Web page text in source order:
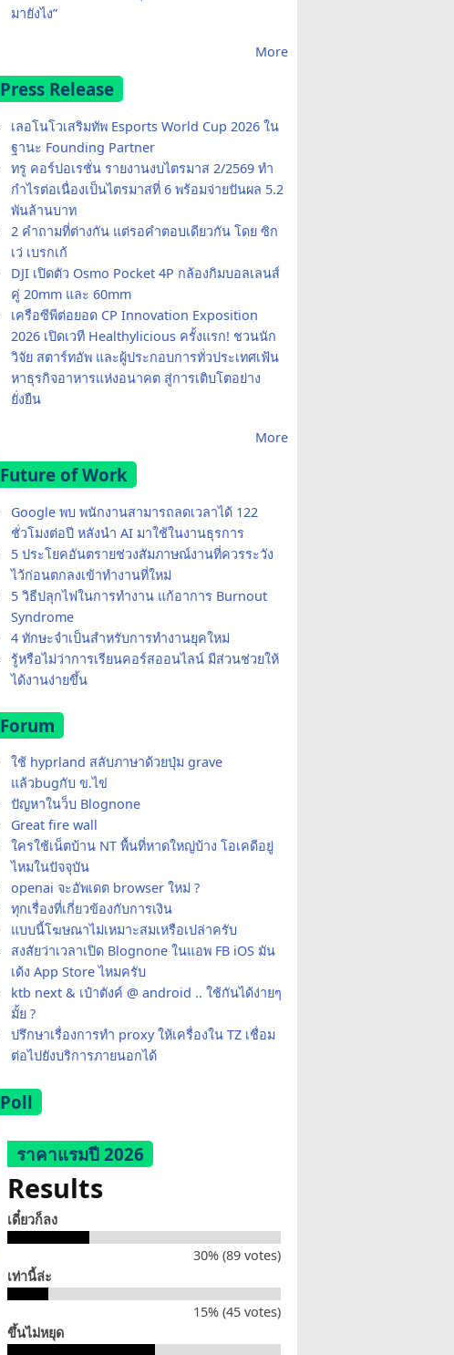
มายังไง”
More
Press Release
เลอโนโวเสริมทัพ Esports World Cup 2026 ใน
ฐานะ Founding Partner
ทรู คอร์ปอเรชั่น รายงานงบไตรมาส 2/2569 ทำ
กำไรต่อเนื่องเป็นไตรมาสที่ 6 พร้อมจ่ายปันผล 5.2
พันล้านบาท
2 คำถามที่ต่างกัน แต่รอคำตอบเดียวกัน โดย ซิก
เว่ เบรกเก้
DJI เปิดตัว Osmo Pocket 4P กล้องกิมบอลเลนส์
คู่ 20mm และ 60mm
เครือซีพีต่อยอด CP Innovation Exposition
2026 เปิดเวที Healthylicious ครั้งแรก! ชวนนัก
วิจัย สตาร์ทอัพ และผู้ประกอบการทั่วประเทศเฟ้น
หาธุรกิจอาหารแห่งอนาคต สู่การเติบโตอย่าง
ยั่งยืน
More
Future of Work
Google พบ พนักงานสามารถลดเวลาได้ 122
ชั่วโมงต่อปี หลังนำ AI มาใช้ในงานธุรการ
5 ประโยคอันตรายช่วงสัมภาษณ์งานที่ควรระวัง
ไว้ก่อนตกลงเข้าทำงานที่ใหม่
5 วิธีปลุกไฟในการทำงาน แก้อาการ Burnout
Syndrome
4 ทักษะจำเป็นสำหรับการทำงานยุคใหม่
รู้หรือไม่ว่าการเรียนคอร์สออนไลน์ มีส่วนช่วยให้
ได้งานง่ายขึ้น
Forum
ใช้ hyprland สลับภาษาด้วยปุ่ม grave
แล้วbugกับ ข.ไข่
ปัญหาในว็บ Blognone
Great fire wall
ใครใช้เน็ตบ้าน NT พื้นที่หาดใหญ่บ้าง โอเคดีอยู่
ไหมในปัจจุบัน
openai จะอัพเดต browser ใหม่ ?
ทุกเรื่องที่เกี่ยวข้องกับการเงิน
แบบนี้โฆษณาไม่เหมาะสมเหรือเปล่าครับ
สงสัยว่าเวลาเปิด Blognone ในแอพ FB iOS มัน
เด้ง App Store ไหมครับ
ktb next & เป๋าตังค์ @ android .. ใช้กันได้ง่ายๆ
มั้ย ?
ปรึกษาเรื่องการทำ proxy ให้เครื่องใน TZ เชื่อม
ต่อไปยังบริการภายนอกได้
Poll
ราคาแรมปี 2026
Results
เดี๋ยวก็ลง
30% (89 votes)
เท่านี้ล่ะ
15% (45 votes)
ขึ้นไม่หยุด